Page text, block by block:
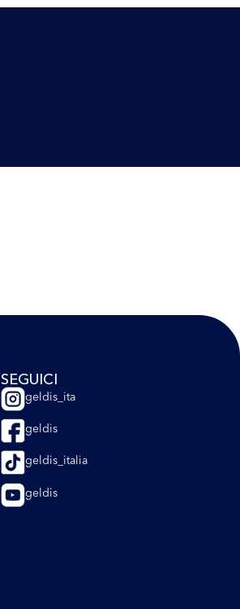
SEGUICI
geldis_ita
geldis
geldis_italia
geldis